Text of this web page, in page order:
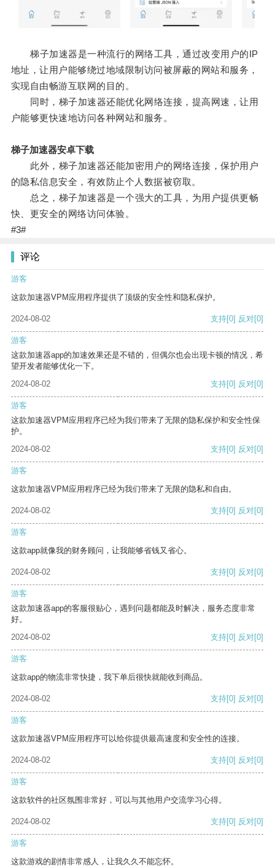
梯子加速器是一种流行的网络工具，通过改变用户的IP
地址，让用户能够绕过地域限制访问被屏蔽的网站和服务，
实现自由畅游互联网的目的。
同时，梯子加速器还能优化网络连接，提高网速，让用
户能够更快速地访问各种网站和服务。
梯子加速器安卓下载
此外，梯子加速器还能加密用户的网络连接，保护用户
的隐私信息安全，有效防止个人数据被窃取。
总之，梯子加速器是一个强大的工具，为用户提供更畅
快、更安全的网络访问体验。
#3#
评论
游客
这款加速器VPM应用程序提供了顶级的安全性和隐私保护。
2024-08-02 支持[0] 反对[0]
游客
这款加速器app的加速效果还是不错的，但偶尔也会出现卡顿的情况，希
望开发者能够优化一下。
2024-08-02
支持[0] 反对[0]
游客
这款加速器VPM应用程序已经为我们带来了无限的隐私保护和安全性保
护。
2024-08-02
支持[0] 反对[0]
游客
这款加速器VPM应用程序已经为我们带来了无限的隐私和自由。
2024-08-02 支持[0] 反对[0]
游客
这款app就像我的财务顾问，让我能够省钱又省心。
2024-08-02 支持[0] 反对[0]
游客
这款加速器app的客服很贴心，遇到问题都能及时解决，服务态度非常
好。
2024-08-02
支持[0] 反对[0]
游客
这款app的物流非常快捷，我下单后很快就能收到商品。
2024-08-02 支持[0] 反对[0]
游客
这款加速器VPM应用程序可以给你提供最高速度和安全性的连接。
2024-08-02 支持[0] 反对[0]
游客
这款软件的社区氛围非常好，可以与其他用户交流学习心得。
2024-08-02 支持[0] 反对[0]
游客
这款游戏的剧情非常感人，让我久久不能忘怀。